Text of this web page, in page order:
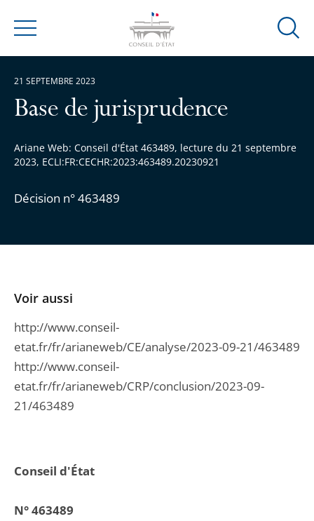
Menu
Ouvrir
Base de jurisprudence
Ariane Web: Conseil d'État 463489, lecture du 21 septembre
2023, ECLI:FR:CECHR:2023:463489.20230921
Décision n° 463489
21 SEPTEMBRE 2023
Conseil d'État
N° 463489
Voir aussi
http://www.conseil-
etat.fr/fr/arianeweb/CE/analyse/2023-09-21/463489
http://www.conseil-
etat.fr/fr/arianeweb/CRP/conclusion/2023-09-
21/463489